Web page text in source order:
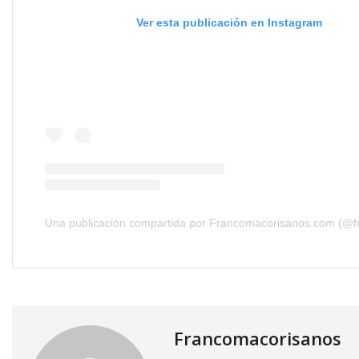
Ver esta publicación en Instagram
Francomacorisanos